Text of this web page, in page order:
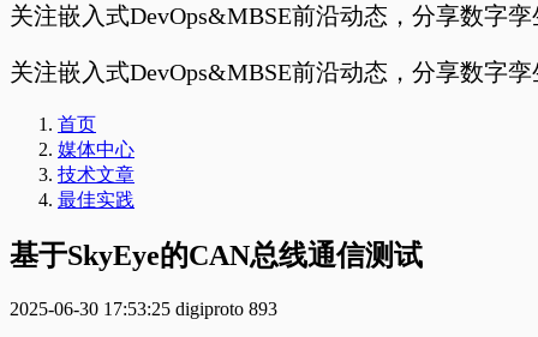
关注嵌入式DevOps&MBSE前沿动态，分享数字
关注嵌入式DevOps&MBSE前沿动态，分享数字
首页
媒体中心
技术文章
最佳实践
基于SkyEye的CAN总线通信测试
2025-06-30 17:53:25 digiproto 893